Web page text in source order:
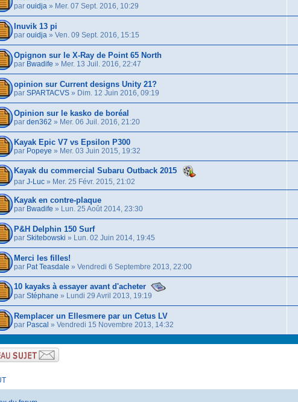
par ouidja» Mer. 07 Sept. 2016, 10:29
Inuvik 13 pi
par ouidja» Ven. 09 Sept. 2016, 15:15
Opignon sur le X-Ray de Point 65 North
par Bwadife » Mer. 13 Juil. 2016, 22:47
opinion sur Current designs Unity 21?
par SPARTACVS» Dim. 12 Juin 2016, 09:19
Opinion sur le kasko de boréal
par den362 » Mer. 06 Juil. 2016, 21:20
Kayak Epic V7 vs Epsilon P300
par Popeye » Mer. 03 Juin 2015, 19:32
Kayak du commercial Subaru Outback 2015
par J-Luc» Mer. 25 Févr. 2015, 21:02
Kayak en contre-plaque
par Bwadife » Lun. 25 Août 2014, 23:30
P&H Delphin 150 Surf
par Skitebowski » Lun. 02 Juin 2014, 19:45
Merci les filles!
par Pat Teasdale » Vendredi 6 Septembre 2013, 22:00
10 kayaks à essayer avant d'acheter
par Stéphane » Lundi 29 Avril 2013, 19:19
Remplacer un Ellesmere par un Cetus LV
par Pascal » Vendredi 15 Novembre 2013, 14:32